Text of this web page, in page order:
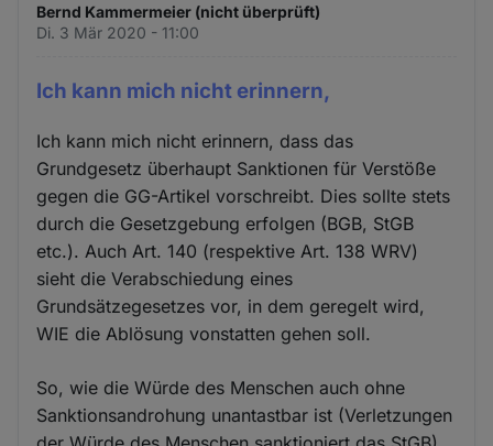
Bernd Kammermeier (nicht überprüft)
Di. 3 Mär 2020 - 11:00
Ich kann mich nicht erinnern,
Ich kann mich nicht erinnern, dass das
Grundgesetz überhaupt Sanktionen für Verstöße
gegen die GG-Artikel vorschreibt. Dies sollte stets
durch die Gesetzgebung erfolgen (BGB, StGB
etc.). Auch Art. 140 (respektive Art. 138 WRV)
sieht die Verabschiedung eines
Grundsätzegesetzes vor, in dem geregelt wird,
WIE die Ablösung vonstatten gehen soll.
So, wie die Würde des Menschen auch ohne
Sanktionsandrohung unantastbar ist (Verletzungen